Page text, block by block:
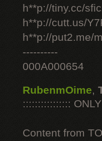
h**p://tiny.cc/
h**p://cutt.us/
h**p://put2.me/
----------
000A000654
RubenmOime,
::::::::::::::::
Content from